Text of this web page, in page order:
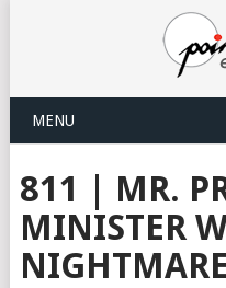
MENU
811 | MR.
MINISTER